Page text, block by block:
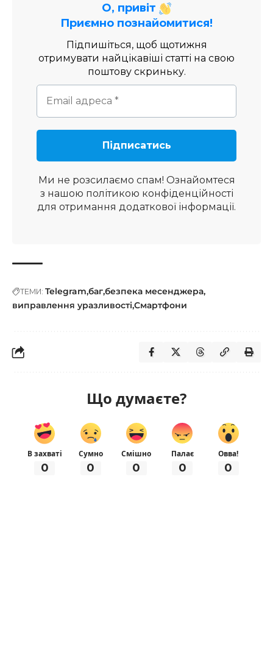
О, привіт
Приємно познайомитися!
Підпишіться, щоб щотижня
отримувати найцікавіші статті на свою
поштову скриньку.
Ми не розсилаємо спам! Ознайомтеся
з нашою політикою конфіденційності
для отримання додаткової інформації.
ТЕМИ: Telegram багбезпека месенджера
виправлення уразливості Смартфони
Що думаєте?
В захваті
0
Сумно
0
Смішно
0
Палає
0
Овва!
0